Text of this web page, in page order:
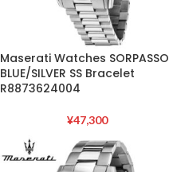
Maserati Watches SORPASSO
BLUE/SILVER SS Bracelet
R8873624004
¥47,300